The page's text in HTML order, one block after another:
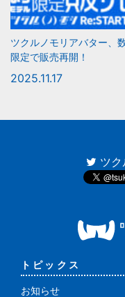
ツクルノモリアバター、
限定で販売再開！
2025.11.17
トピックス
お知らせ
ツ